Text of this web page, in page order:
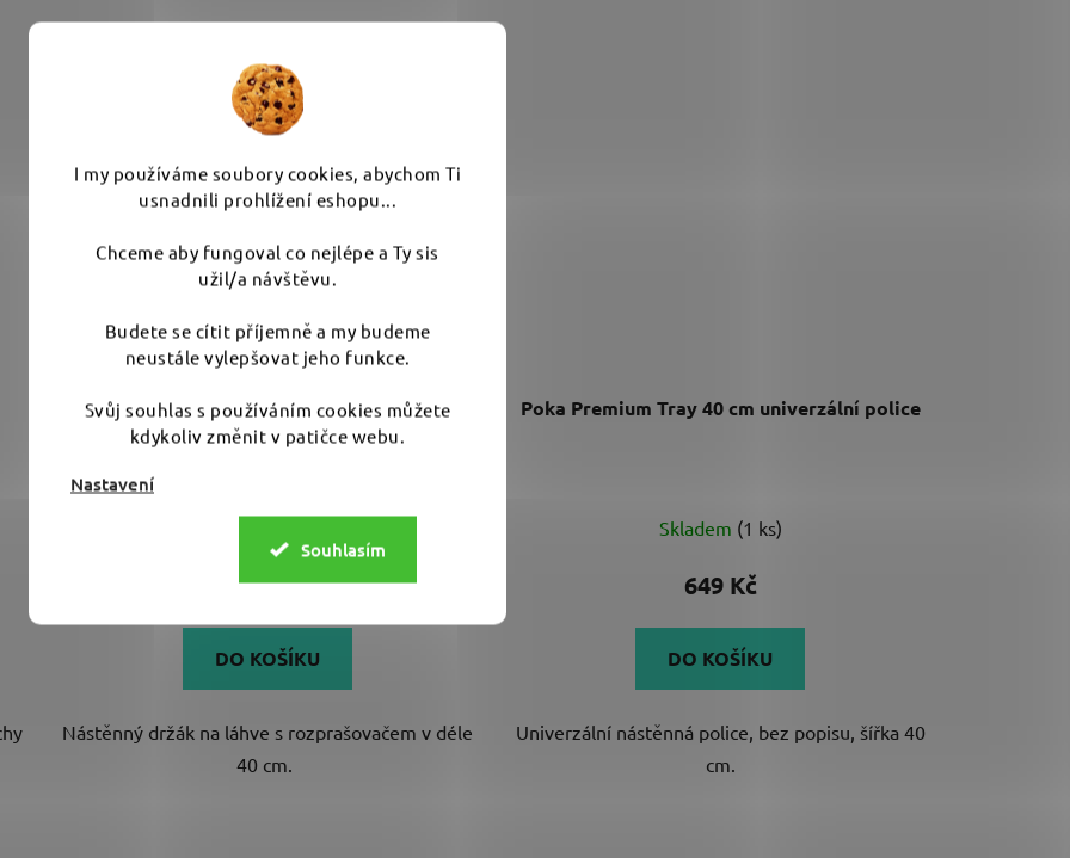
I my používáme soubory cookies, abychom Ti
usnadnili prohlížení eshopu...
Chceme aby fungoval co nejlépe a Ty sis
užil/a návštěvu.
Budete se cítit příjemně a my budeme
neustále vylepšovat jeho funkce.
Svůj souhlas s používáním cookies můžete
kdykoliv změnit v patičce webu.
Nastavení
Souhlasím
Poka Premium Holder for bottles and
sprayers 40 cm věšák pro mixovací lahve
339 Kč
DO KOŠÍKU
Nástěnný držák na láhve s rozprašovačem v déle
40 cm.
Poka Premium Tray 40 cm univerzální police
hodnocení
produktu
5,0
z
hvězdiček.
Skladem (1 ks)
649 Kč
DO KOŠÍKU
Univerzální nástěnná police, bez popisu, šířka 40
cm.